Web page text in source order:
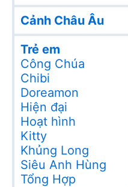
Cảnh Châu Âu
Trẻ em
Công Chúa
Chibi
Doreamon
Hiện đại
Hoạt hình
Kitty
Khủng Long
Siêu Anh Hùng
Tổng Hợp